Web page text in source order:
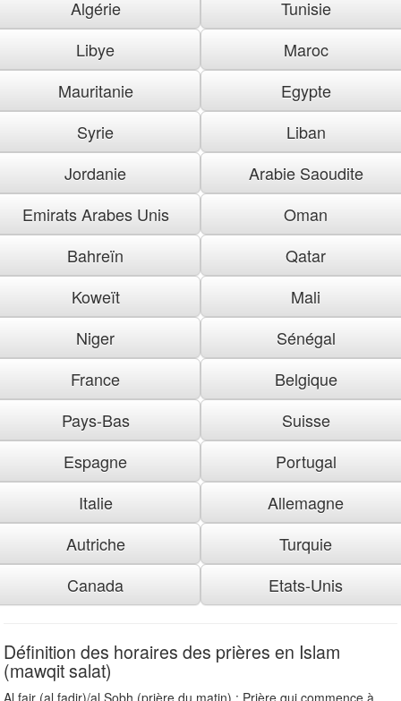
Algérie
Tunisie
Libye
Maroc
Mauritanie
Egypte
Syrie
Liban
Jordanie
Arabie Saoudite
Emirats Arabes Unis
Oman
Bahreïn
Qatar
Koweït
Mali
Niger
Sénégal
France
Belgique
Pays-Bas
Suisse
Espagne
Portugal
Italie
Allemagne
Autriche
Turquie
Canada
Etats-Unis
Définition des horaires des prières en Islam
(mawqit salat)
Al fajr (al fadjr)/al Sobh (prière du matin) : Prière qui commence à